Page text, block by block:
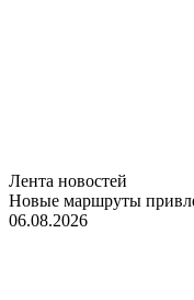
Лента новостей
Новые маршруты
06.08.2026